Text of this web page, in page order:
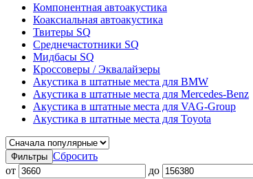
Компонентная автоакустика
Коаксиальная автоакустика
Твитеры SQ
Среднечастотники SQ
Мидбасы SQ
Кроссоверы / Эквалайзеры
Акустика в штатные места для BMW
Акустика в штатные места для Mercedes-Benz
Акустика в штатные места для VAG-Group
Акустика в штатные места для Toyota
Фильтры Сбросить
от
до